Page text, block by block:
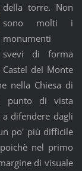
della torre. Non
sono molti i
monumenti
svevi di forma
del Monte
nella Chiesa di
punto di vista
difendere dagli
po' più difficile
nel primo
di visuale